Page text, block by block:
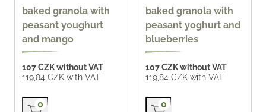
400 ml
baked granola with
peasant youghurt
and mango
107 CZK without VAT
119,84 CZK with VAT
Přidat do košíku
0
400 ml
baked granola with
peasant yoghurt and
blueberries
107 CZK without VAT
119,84 CZK with VAT
Přidat do košíku
0